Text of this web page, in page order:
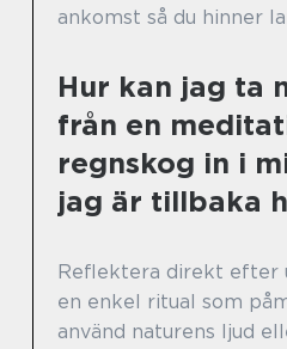
ankomst så du hinner
Hur kan jag ta
från en
regnskog in i
jag är tillbaka
Reflektera direkt efter
en enkel ritual som
använd naturens ljud